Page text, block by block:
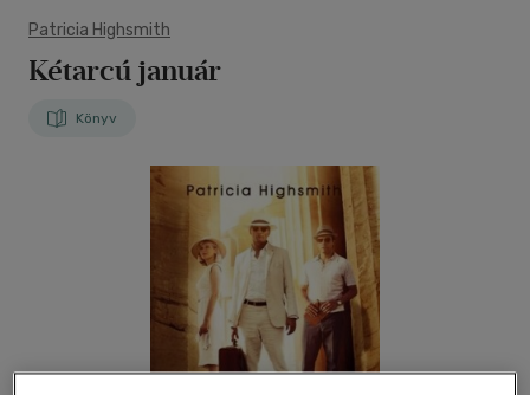
Patricia Highsmith
Kétarcú január
Könyv